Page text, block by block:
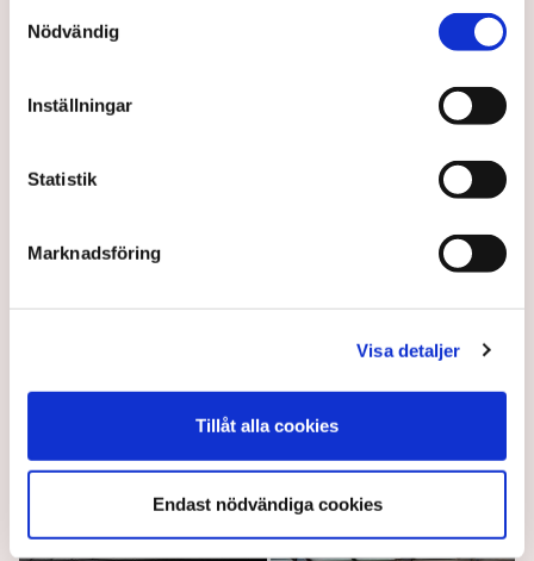
Nödvändig
Inställningar
Statistik
Marknadsföring
Visa detaljer
Tillåt alla cookies
Endast nödvändiga cookies
Ytterligare varsel i svenska
ytterligare konfliktåtgärder mot Sveriges Hamnars
1 year ago | Av: Redaktionen